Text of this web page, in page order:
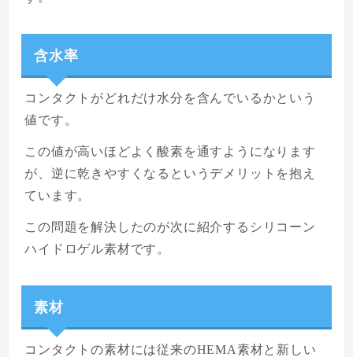
含水率
コンタクトがどれだけ水分を含んでいるかという
値です。
この値が高いほどよく酸素を通すようになります
が、逆に乾きやすくなるというデメリットを抱え
ています。
この問題を解決したのが次に紹介するシリコーン
ハイドロゲル素材です。
素材
コンタクトの素材には従来のHEMA素材と新しい